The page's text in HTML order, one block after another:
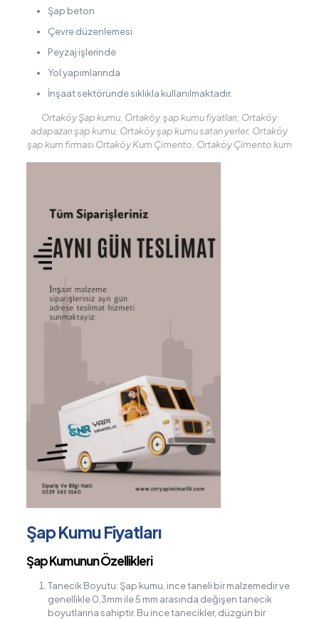
Şap beton
Çevre düzenlemesi
Peyzaj işlerinde
Yol yapımlarında
İnşaat sektöründe sıklıkla kullanılmaktadır.
Ortaköy Şap kumu, Ortaköy şap kumu fiyatları, Ortaköy
adapazarı şap kumu, Ortaköy şap kumu satan yerler, Ortaköy
şap kum firması Ortaköy Kum Çimento, Ortaköy Çimento kum
Şap Kumu Fiyatları
Şap Kumunun Özellikleri
Tanecik Boyutu: Şap kumu, ince taneli bir malzemedir ve
genellikle 0,3mm ile 5 mm arasında değişen tanecik
boyutlarına sahiptir. Bu ince tanecikler, düzgün bir